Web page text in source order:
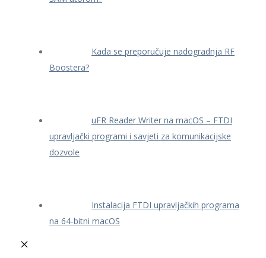
Kada se preporučuje nadogradnja RF
Boostera?
uFR Reader Writer na macOS – FTDI
upravljački programi i savjeti za komunikacijske
dozvole
Instalacija FTDI upravljačkih programa
na 64-bitni macOS